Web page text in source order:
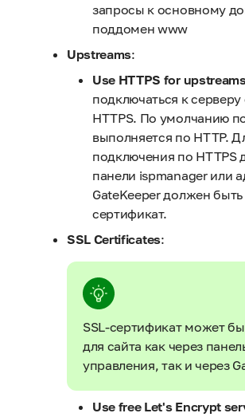
запросы к основному
поддомен www
Upstreams:
Use HTTPS for
подключаться к
HTTPS. По умолчанию
выполняется по HTTP.
подключения по HTTPS
панели ispmanager или
GateKeeper должен
сертификат.
SSL Certificates:
SSL-сертификат может
для сайта как через
управления, так и через
Use free Let's Encrypt